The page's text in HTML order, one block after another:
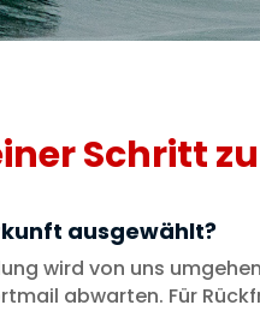
Schritt
ausgewählt?
wird von uns
abwarten. Für